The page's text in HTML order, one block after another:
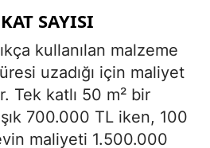
SAYISI
kullanılan malzeme
uzadığı için maliyet
Tek katlı 50 m² bir
700.000 TL iken, 100
maliyeti 1.500.000